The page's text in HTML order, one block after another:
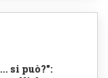
si può?":